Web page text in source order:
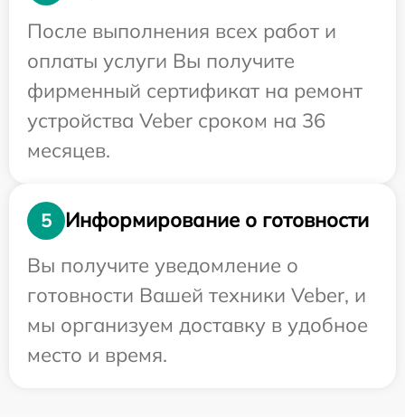
После выполнения всех работ и
оплаты услуги Вы получите
фирменный сертификат на ремонт
устройства Veber сроком на 36
месяцев.
5
Информирование о готовности
Вы получите уведомление о
готовности Вашей техники Veber, и
мы организуем доставку в удобное
место и время.